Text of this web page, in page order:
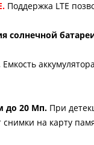
Поддержка LTE
солнечной
Емкость
до 20 Мп. При
на карту